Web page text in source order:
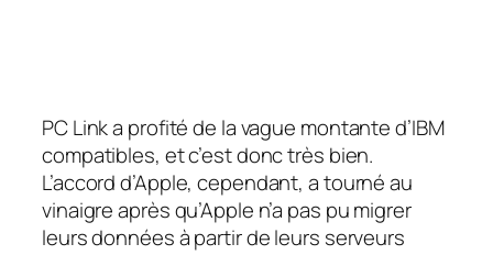
PC Link a profité de la vague montante d’IBM
compatibles, et c’est donc très bien.
L’accord d’Apple, cependant, a tourné au
vinaigre après qu’Apple n’a pas pu migrer
leurs données à partir de leurs serveurs